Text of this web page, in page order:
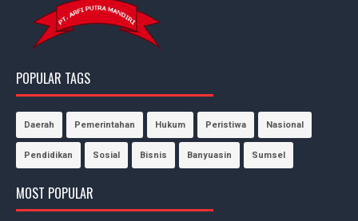
POPULAR TAGS
Daerah Pemerintahan Hukum Peristiwa Nasional
Pendidikan Sosial Bisnis Banyuasin Sumsel
MOST POPULAR